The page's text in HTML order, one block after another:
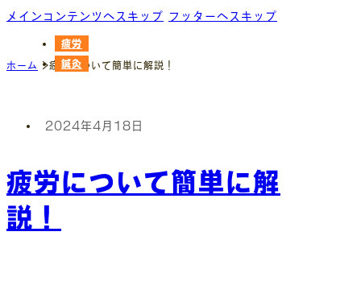
メインコンテンツへスキップ フッターへスキップ
ホーム 疲労について簡単に解説！
2024年4月18日
疲労について簡単に解
説！
疲労
鍼灸